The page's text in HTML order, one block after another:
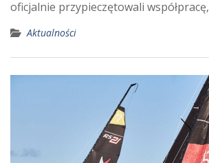
oficjalnie przypieczętowali współpracę,
Aktualności